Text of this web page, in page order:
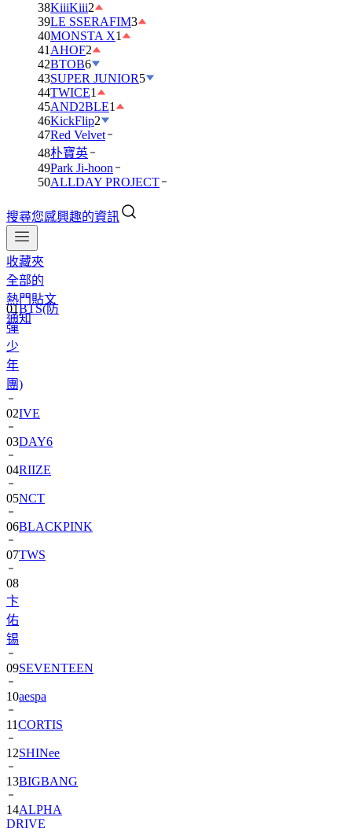
38KiiiKiii2
39LE SSERAFIM3
40MONSTA X1
41 AHOF2
42BTOB6
43SUPER JUNIOR5
44TWICE1
45AND2BLE1
46KickFlip2
47Red Velvet
48朴寶英
49Park Ji-hoon
50ALLDAY PROJECT
搜尋您感興趣的資訊
收藏夾
全部的
熱門貼文
通知
01BTS(防
彈
少
年
團)
02IVE
03DAY6
04RIIZE
05NCT
06BLACKPINK
07TWS
08
卞
佑
锡
09SEVENTEEN
10aespa
11CORTIS
12SHINee
13BIGBANG
14ALPHA
DRIVE